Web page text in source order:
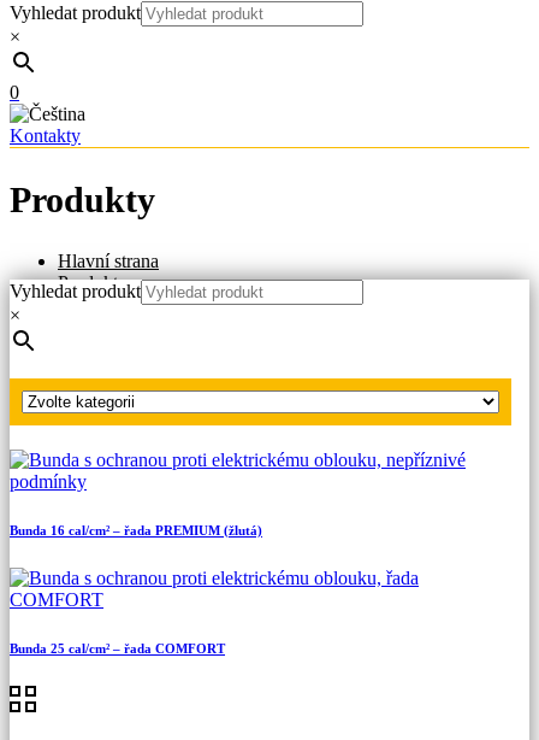
Vyhledat produkt
×
0
Kontakty
Produkty
Hlavní strana
Produkty
Oděvy s ochranou proti elektrickému oblouku
Vyhledat produkt
×
Bunda 16 cal/cm² – řada PREMIUM (žlutá)
Bunda 25 cal/cm² – řada COMFORT